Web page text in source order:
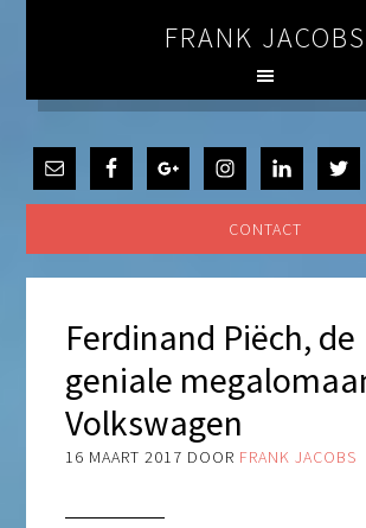
FRANK JACOBS
CONTACT
Ferdinand Piëch, de
geniale
Volkswagen
16 MAART 2017 DOOR FRANK JACOBS